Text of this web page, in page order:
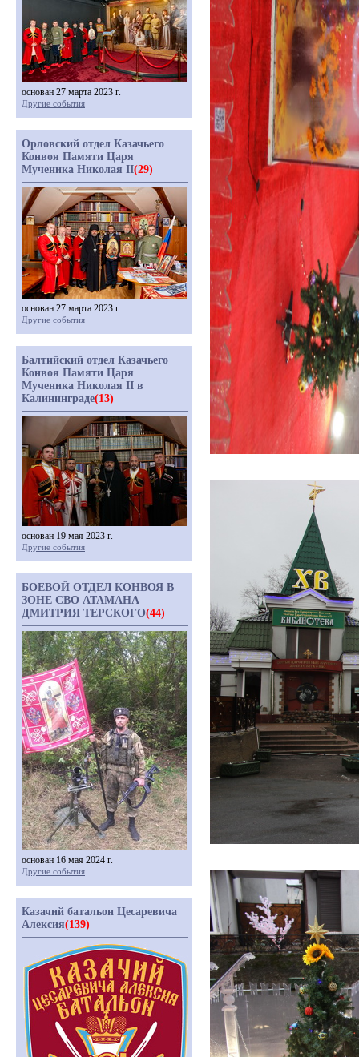
основан 27 марта 2023 г.
Другие события
Орловский отдел Казачьего
Конвоя Памяти Царя
Мученика Николая II(29)
основан 27 марта 2023 г.
Другие события
Балтийский отдел Казачьего
Конвоя Памяти Царя
Мученика Николая II в
Калининграде(13)
основан 19 мая 2023 г.
Другие события
БОЕВОЙ ОТДЕЛ КОНВОЯ В
ЗОНЕ СВО АТАМАНА
ДМИТРИЯ ТЕРСКОГО(44)
основан 16 мая 2024 г.
Другие события
Казачий батальон Цесаревича
Алексия(139)